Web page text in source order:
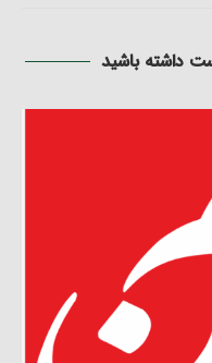
داشته باشید